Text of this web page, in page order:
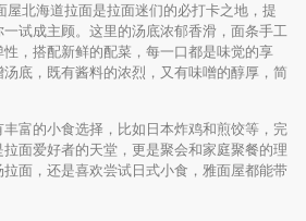
屋北海道拉面是拉面迷们的必打卡之地，提
试成主顾。这里的汤底浓郁香滑，面条手工
，搭配新鲜的配菜，每一口都是味觉的享
底，既有酱料的浓烈，又有味噌的醇厚，简
富的小食选择，比如日本炸鸡和煎饺等，完
面爱好者的天堂，更是聚会和家庭聚餐的理
面，还是喜欢尝试日式小食，雅面屋都能带